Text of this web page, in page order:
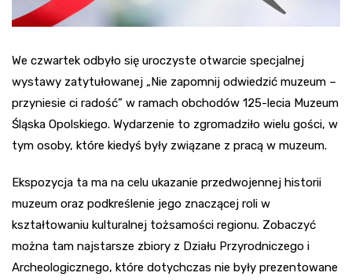
We czwartek odbyło się uroczyste otwarcie specjalnej
wystawy zatytułowanej „Nie zapomnij odwiedzić muzeum –
przyniesie ci radość” w ramach obchodów 125-lecia Muzeum
Śląska Opolskiego. Wydarzenie to zgromadziło wielu gości, w
tym osoby, które kiedyś były związane z pracą w muzeum.
Ekspozycja ta ma na celu ukazanie przedwojennej historii
muzeum oraz podkreślenie jego znaczącej roli w
kształtowaniu kulturalnej tożsamości regionu. Zobaczyć
można tam najstarsze zbiory z Działu Przyrodniczego i
Archeologicznego, które dotychczas nie były prezentowane